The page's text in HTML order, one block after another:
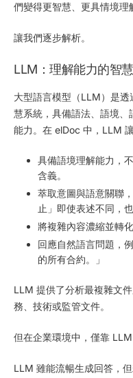
們變得更智慧、更具情境理
讓我們逐步解析。
LLM：理解能力的智
大型語言模型（LLM）是
慧系統，具備語法、語境
能力。在 elDoc 中，LLM
具備語境理解能力，
含義。
萃取意圖與語意關聯
止」即使表述不同，
將複雜內容濃縮並轉
回應自然語言問題，
的所有合約。」
LLM 提供了分析最複雜文
務、技術或監管文件。
但在企業環境中，僅靠 LLM
LLM 雖能流暢生成回答，